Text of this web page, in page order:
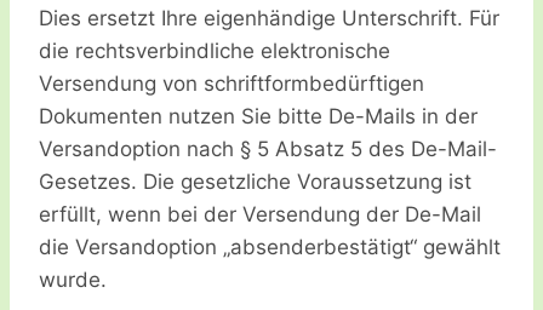
Dies ersetzt Ihre eigenhändige Unterschrift. Für
die rechtsverbindliche elektronische
Versendung von schriftformbedürftigen
Dokumenten nutzen Sie bitte De-Mails in der
Versandoption nach § 5 Absatz 5 des De-Mail-
Gesetzes. Die gesetzliche Voraussetzung ist
erfüllt, wenn bei der Versendung der De-Mail
die Versandoption „absenderbestätigt“ gewählt
wurde.